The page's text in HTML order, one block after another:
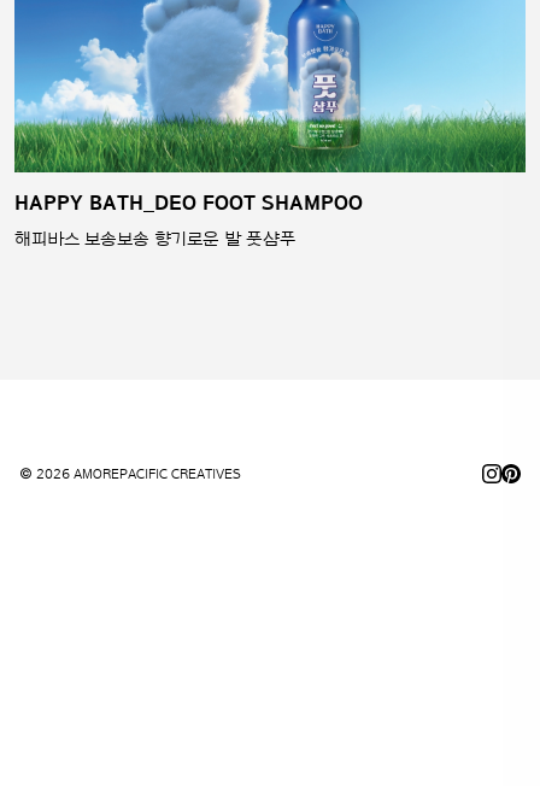
HAPPY BATH_DEO FOOT SHAMPOO
해피바스 보송보송 향기로운 발 풋샴푸
© 2026 AMOREPACIFIC CREATIVES